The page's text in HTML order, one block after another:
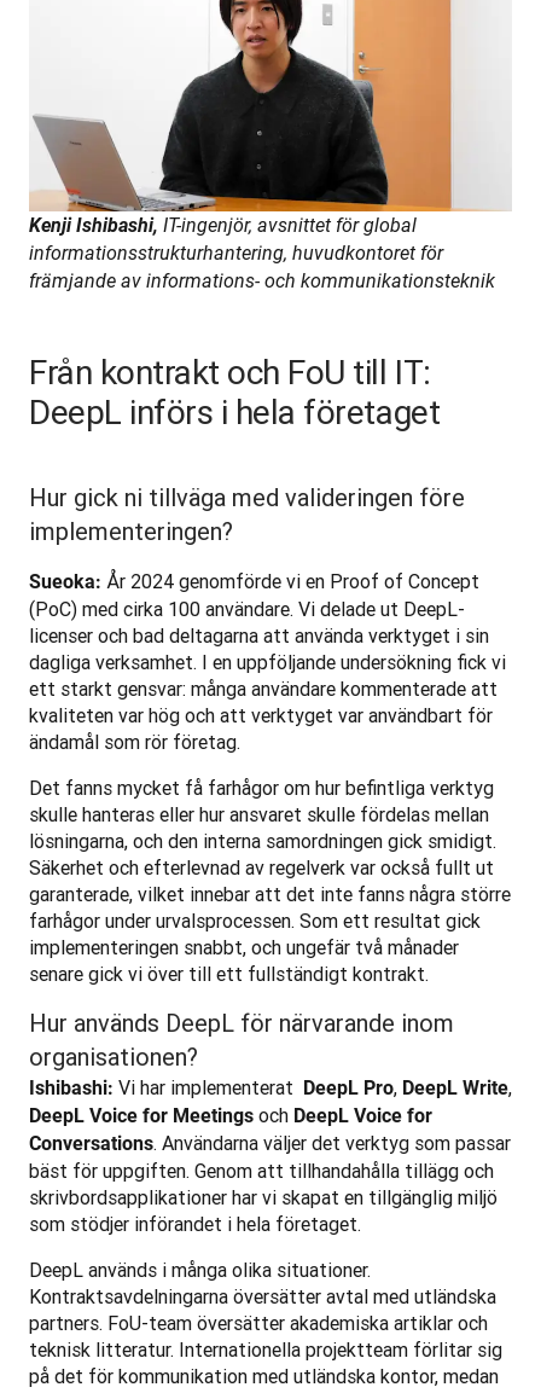
Kenji Ishibashi, IT-ingenjör, avsnittet för global
informationsstrukturhantering, huvudkontoret för
främjande av informations- och kommunikationsteknik
Från kontrakt och FoU till IT:
DeepL införs i hela företaget
Hur gick ni tillväga med valideringen före
implementeringen?
Sueoka: År 2024 genomförde vi en Proof of Concept
(PoC) med cirka 100 användare. Vi delade ut DeepL-
licenser och bad deltagarna att använda verktyget i sin
dagliga verksamhet. I en uppföljande undersökning fick vi
ett starkt gensvar: många användare kommenterade att
kvaliteten var hög och att verktyget var användbart för
ändamål som rör företag.
Det fanns mycket få farhågor om hur befintliga verktyg
skulle hanteras eller hur ansvaret skulle fördelas mellan
lösningarna, och den interna samordningen gick smidigt.
Säkerhet och efterlevnad av regelverk var också fullt ut
garanterade, vilket innebar att det inte fanns några större
farhågor under urvalsprocessen. Som ett resultat gick
implementeringen snabbt, och ungefär två månader
senare gick vi över till ett fullständigt kontrakt.
Hur används DeepL för närvarande inom
organisationen?
Ishibashi: Vi har implementerat DeepL Pro, DeepL Write
DeepL Voice for Meetings och DeepL Voice for
Conversations. Användarna väljer det verktyg som passar
bäst för uppgiften. Genom att tillhandahålla tillägg och
skrivbordsapplikationer har vi skapat en tillgänglig miljö
som stödjer införandet i hela företaget.
DeepL används i många olika situationer.
Kontraktsavdelningarna översätter avtal med utländska
partners. FoU-team översätter akademiska artiklar och
teknisk litteratur. Internationella projektteam förlitar sig
på det för kommunikation med utländska kontor, medan